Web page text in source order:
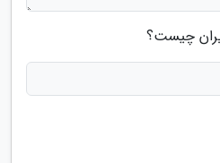
چیست؟